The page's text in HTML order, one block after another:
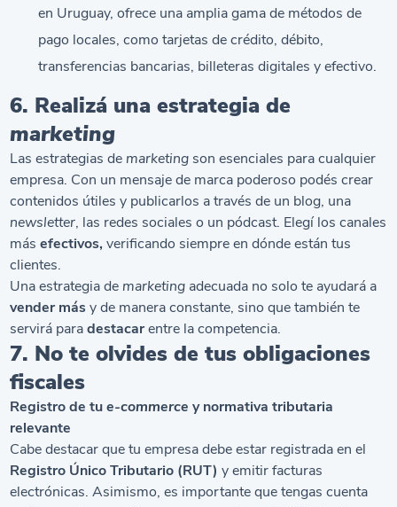
en Uruguay, ofrece una amplia gama de métodos de
pago locales, como tarjetas de crédito, débito,
transferencias bancarias, billeteras digitales y efectivo.
6. Realizá una estrategia de
marketing
Las estrategias de marketing son esenciales para cualquier
empresa. Con un mensaje de marca poderoso podés crear
contenidos útiles y publicarlos a través de un blog, una
newsletter, las redes sociales o un pódcast. Elegí los canales
másefectivos, verificando siempre en dónde están tus
clientes.
Una estrategia de marketing adecuada no solo te ayudará a
vender másy de manera constante, sino que también te
servirá paradestacarentre la competencia.
7. No te olvides de tus obligaciones
fiscales
Registro de tue-commerce y normativa tributaria
relevante
Cabe destacar que tu empresa debe estar registrada en el
Registro Único Tributario (RUT) y emitir facturas
electrónicas. Asimismo, es importante que tengas cuenta